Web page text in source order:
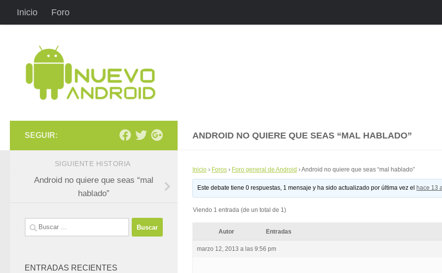
Saltar al contenido
Inicio Foro
ANDROID NO QUIERE QUE SEAS “MAL HABLADO”
Inicio › Foros › Foro general de Android ›Android no quiere que seas “mal hablado”
Este debate tiene 0 respuestas, 1 mensaje y ha sido actualizado por última vez el hace 13
Viendo 1 entrada (de un total de 1)
Autor Entradas
marzo 12, 2013 a las 9:56 pm
SEGUIR:
SIGUIENTE HISTORIA
Android no quiere que seas “mal
hablado”
Buscar:
ENTRADAS RECIENTES